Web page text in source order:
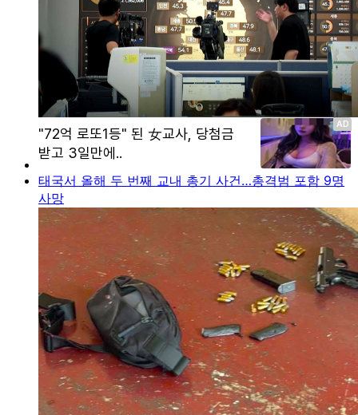
태국서 올해 두 번째 교내 총기 사건…총격범 포함 9명
사망